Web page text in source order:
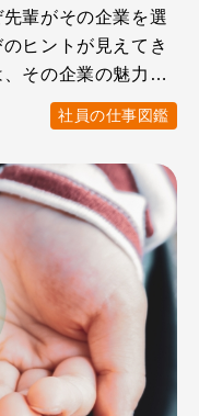
輩がその企業を選
ヒントが見えてき
その企業の魅力や
社員の仕事図鑑